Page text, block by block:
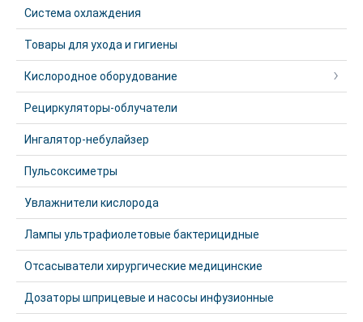
Система охлаждения
Товары для ухода и гигиены
Кислородное оборудование
Рециркуляторы-облучатели
Ингалятор-небулайзер
Пульсоксиметры
Увлажнители кислорода
Лампы ультрафиолетовые бактерицидные
Отсасыватели хирургические медицинские
Дозаторы шприцевые и насосы инфузионные